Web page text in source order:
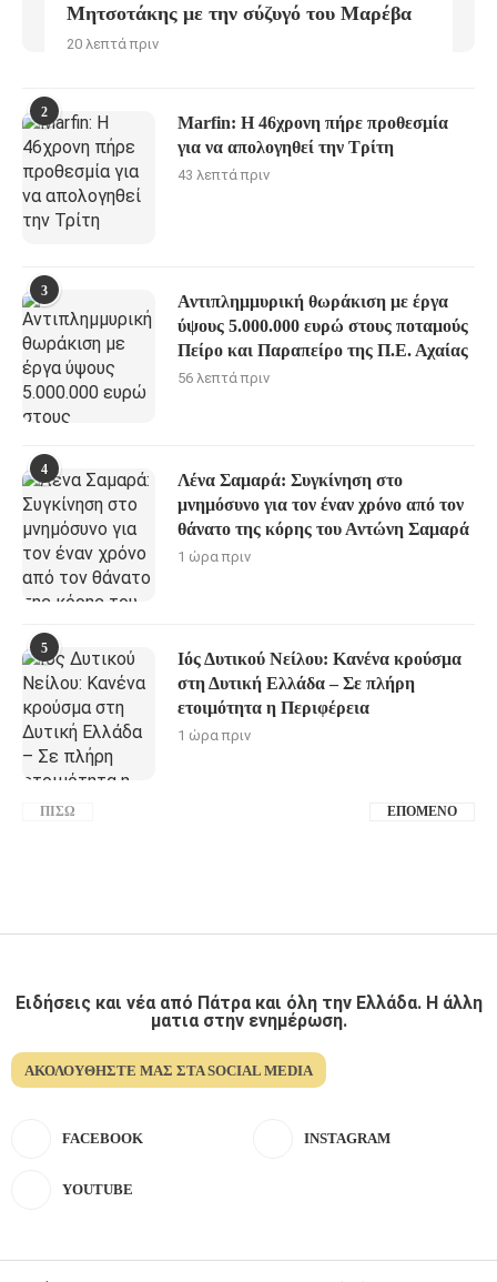
Μητσοτάκης με την σύζυγό του Μαρέβα
20 λεπτά πριν
2
Marfin: Η 46χρονη πήρε προθεσμία
για να απολογηθεί την Τρίτη
43 λεπτά πριν
3
Αντιπλημμυρική θωράκιση με έργα
ύψους 5.000.000 ευρώ στους ποταμούς
Πείρο και Παραπείρο της Π.Ε. Αχαίας
56 λεπτά πριν
4
Λένα Σαμαρά: Συγκίνηση στο
μνημόσυνο για τον έναν χρόνο από τον
θάνατο της κόρης του Αντώνη Σαμαρά
1 ώρα πριν
5
Ιός Δυτικού Νείλου: Κανένα κρούσμα
στη Δυτική Ελλάδα – Σε πλήρη
ετοιμότητα η Περιφέρεια
1 ώρα πριν
ΠΊΣΩ ΕΠΌΜΕΝΟ
Ειδήσεις και νέα από Πάτρα και όλη την Ελλάδα. Η άλλη
ματια στην ενημέρωση.
ΑΚΟΛΟΥΘΉΣΤΕ ΜΑΣ ΣΤΑ SOCIAL MEDIA
FACEBOOK INSTAGRAM
YOUTUBE